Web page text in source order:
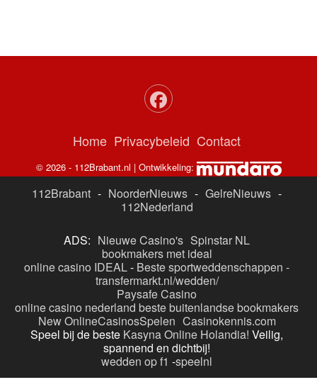
Home Privacybeleid Contact
© 2026 - 112Brabant.nl | Ontwikkeling:
112Brabant - NoorderNieuws - GelreNieuws -
112Nederland
ADS: Nieuwe Casino's Spinstar NL
bookmakers met ideal
online casino IDEAL- Beste sportweddenschappen -
transfermarkt.nl/wedden/
Paysafe Casino
online casino nederland beste buitenlandse bookmakers
New OnlineCasinosSpelen Casinokennis.com
Speel bij de beste Kasyna Online Holandia! Veilig,
spannend en dichtbij!
wedden op f1 -speelnl